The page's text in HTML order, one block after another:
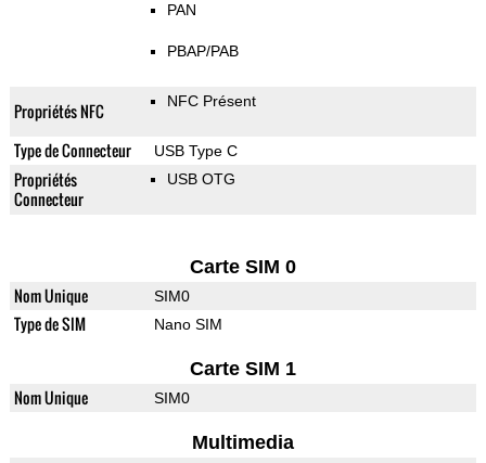
PAN
PBAP/PAB
Propriétés NFC NFC Présent
Type de Connecteur USB Type C
Propriétés
Connecteur
USB OTG
Carte SIM 0
Nom Unique SIM0
Type de SIM Nano SIM
Carte SIM 1
Nom Unique SIM0
Multimedia